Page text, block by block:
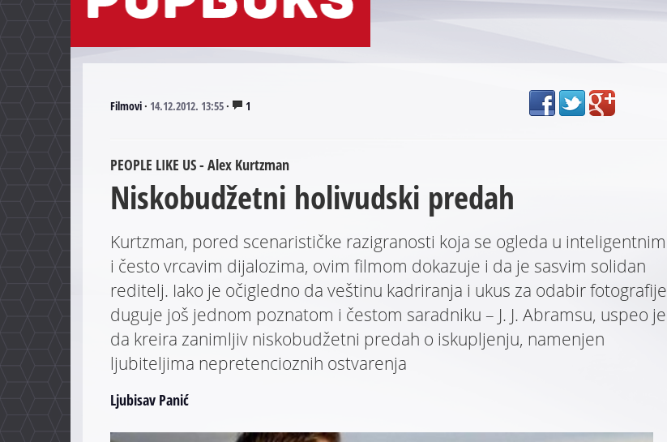
Filmovi· 14.12.2012. 13:55· 1
PEOPLE LIKE US - Alex Kurtzman
Niskobudžetni holivudski predah
Kurtzman, pored scenarističke razigranosti koja se ogleda u inteligentnim
i često vrcavim dijalozima, ovim filmom dokazuje i da je sasvim solidan
reditelj. Iako je očigledno da veštinu kadriranja i ukus za odabir fotografije
duguje još jednom poznatom i čestom saradniku – J. J. Abramsu, uspeo je
da kreira zanimljiv niskobudžetni predah o iskupljenju, namenjen
ljubiteljima nepretencioznih ostvarenja
Ljubisav Panić